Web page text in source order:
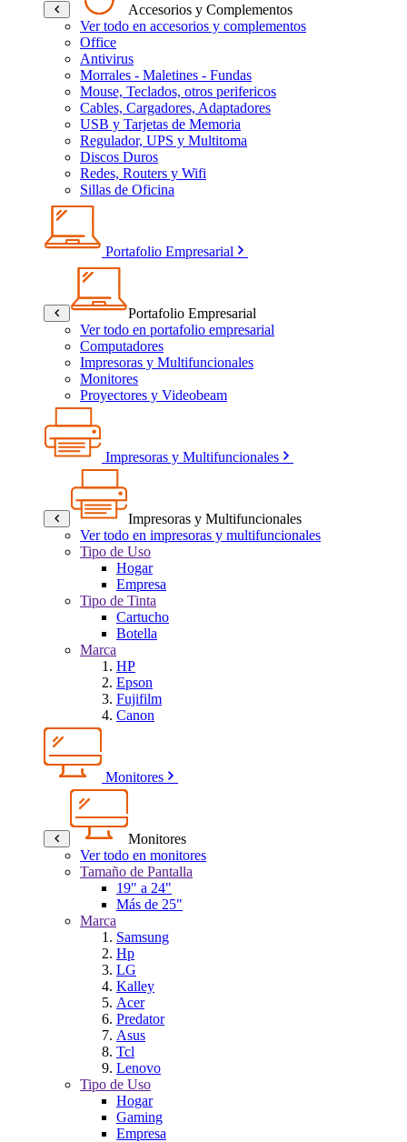
Accesorios y Complementos
Ver todo en accesorios y complementos
Office
Antivirus
Morrales - Maletines - Fundas
Mouse, Teclados, otros perifericos
Cables, Cargadores, Adaptadores
USB y Tarjetas de Memoria
Regulador, UPS y Multitoma
Discos Duros
Redes, Routers y Wifi
Sillas de Oficina
Portafolio Empresarial
Portafolio Empresarial
Ver todo en portafolio empresarial
Computadores
Impresoras y Multifuncionales
Monitores
Proyectores y Videobeam
Impresoras y Multifuncionales
Impresoras y Multifuncionales
Ver todo en impresoras y multifuncionales
Tipo de Uso
Hogar
Empresa
Tipo de Tinta
Cartucho
Botella
Marca
HP
Epson
Fujifilm
Canon
Monitores
Monitores
Ver todo en monitores
Tamaño de Pantalla
19" a 24"
Más de 25"
Marca
Samsung
Hp
LG
Kalley
Acer
Predator
Asus
Tcl
Lenovo
Tipo de Uso
Hogar
Gaming
Empresa